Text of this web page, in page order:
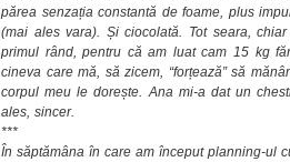
părea senzația constantă de foame, plus
(mai ales vara). Și ciocolată. Tot seara,
primul rând, pentru că am luat cam 15 kg
cineva care mă, să zicem, “forțează” să
corpul meu le dorește. Ana mi-a dat un
ales, sincer.
***
În săptămâna în care am început planning-ul